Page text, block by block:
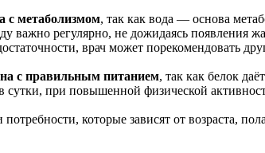
с метаболизмом, так как вода — основа
важно регулярно, не дожидаясь
врач может порекомендовать
с правильным питанием, так как белок
сутки, при повышенной физической
которые зависят от возраста,